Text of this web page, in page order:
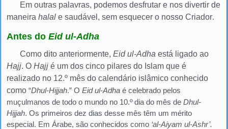
Em outras palavras, podemos desfrutar e nos divertir de
maneira halal e saudável, sem esquecer o nosso Criador.
Antes do Eid ul-Adha
Como dito anteriormente,Eid ul-Adha está ligado ao
Hajj. O Hajj é um dos cinco pilares do Islam que é
realizado no 12.º mês do calendário islâmico conhecido
como “Dhul-Hijjah.” O Eid ul-Adha é celebrado pelos
muçulmanos de todo o mundo no 10.º dia do mês de Dhul-
Hijjah. Os primeiros dez dias desse mês têm um mérito
especial. Em Árabe, são conhecidos como ‘al-Aiyam ul-Ashr’.